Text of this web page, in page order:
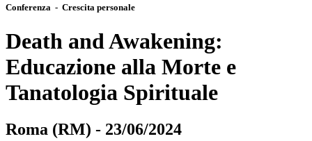
Conferenza - Crescita personale
Death and Awakening:
Educazione alla Morte e
Tanatologia Spirituale
Roma (RM) - 23/06/2024